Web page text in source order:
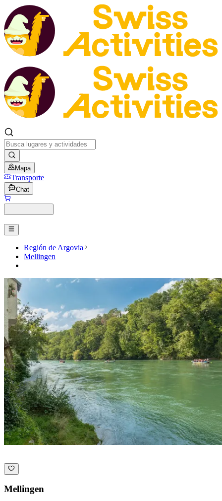
Mapa
Transporte
Chat
Región de Argovia
Mellingen
Mellingen